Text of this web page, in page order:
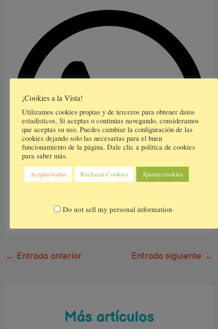
← Entrada anterior Entrada siguiente →
Más artículos
¡Cookies a la Vista!
Utilizamos cookies propias y de terceros para obtener datos
estadísticos. Si aceptas o continúas navegando, consideramos
que aceptas su uso. Puedes cambiar la configuración de las
cookies dejando solo las necesarias para el buen
funcionamiento de la página. Dale clic a política de cookies
para saber más.
Aceptar todas Rechazar Cookies Ajustar cookies
Do not sell my personal information.